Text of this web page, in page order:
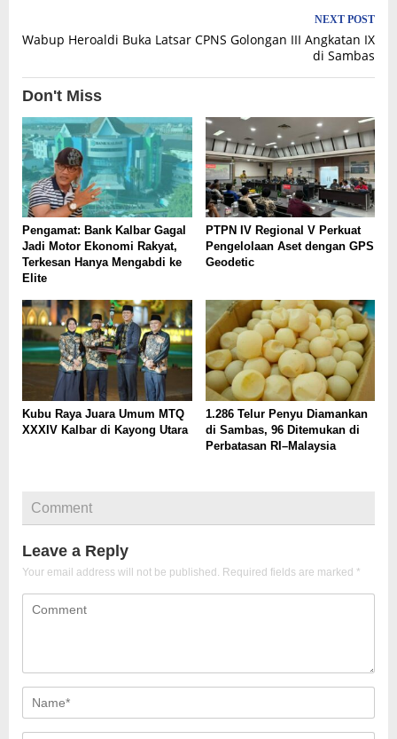
NEXT POST
Wabup Heroaldi Buka Latsar CPNS Golongan III Angkatan IX
di Sambas
Don't Miss
Pengamat: Bank Kalbar Gagal
Jadi Motor Ekonomi Rakyat,
Terkesan Hanya Mengabdi ke
Elite
PTPN IV Regional V Perkuat
Pengelolaan Aset dengan GPS
Geodetic
Kubu Raya Juara Umum MTQ
XXXIV Kalbar di Kayong Utara
1.286 Telur Penyu Diamankan
di Sambas, 96 Ditemukan di
Perbatasan RI–Malaysia
Comment
Leave a Reply
Your email address will not be published. Required fields are marked *